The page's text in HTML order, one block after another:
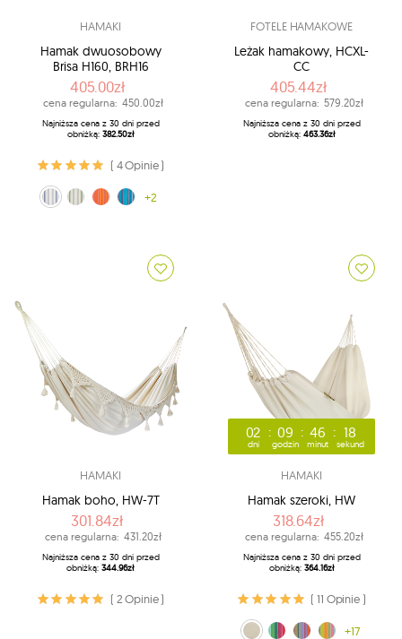
HAMAKI
Hamak dwuosobowy
Brisa H160, BRH16
405.00zł
cena regularna: 450.00zł
Najniższa cena z 30 dni przed
obniżką: 382.50zł
( 4 Opinie )
niebiesko-biały (13)
oliwkowy (14)
pomarańczowy (28)
błękitny (38)
+2
FOTELE HAMAKOWE
Leżak hamakowy, HCXL-
CC
405.44zł
cena regularna: 579.20zł
Najniższa cena z 30 dni przed
obniżką: 463.36zł
HAMAKI
Hamak boho, HW-7T
301.84zł
cena regularna: 431.20zł
Najniższa cena z 30 dni przed
obniżką: 344.96zł
( 2 Opinie )
02
dni
09
godzin
46
minut
17
sekund
HAMAKI
Hamak szeroki, HW
318.64zł
cena regularna: 455.20zł
Najniższa cena z 30 dni przed
obniżką: 364.16zł
( 11 Opinie )
ecru (209)
Rainbow (212)
tęczowy (239)
Afrika (253)
+17